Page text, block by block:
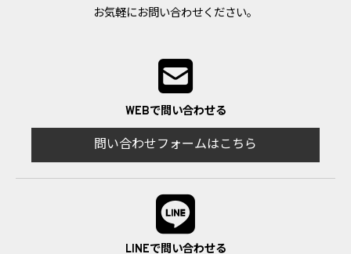
お気軽にお問い合わせください。
WEBで問い合わせる
問い合わせフォームはこちら
LINEで問い合わせる